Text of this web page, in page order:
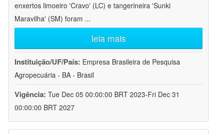
enxertos limoeiro 'Cravo' (LC) e tangerineira 'Sunki
Maravilha' (SM) foram ...
leia mais
Instituição/UF/País: Empresa Brasileira de Pesquisa
Agropecuária - BA - Brasil
Vigência: Tue Dec 05 00:00:00 BRT 2023-Fri Dec 31
00:00:00 BRT 2027